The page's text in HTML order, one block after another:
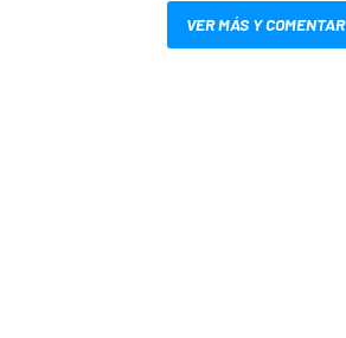
VER MÁS Y COMENTAR